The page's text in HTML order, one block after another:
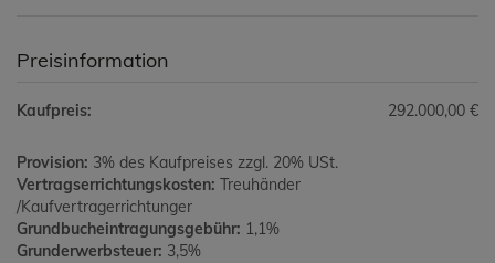
Preisinformation
Kaufpreis: 292.000,00 €
Provision: 3% des Kaufpreises zzgl. 20% USt.
Vertragserrichtungskosten: Treuhänder
/Kaufvertragerrichtunger
Grundbucheintragungsgebühr: 1,1%
Grunderwerbsteuer: 3,5%